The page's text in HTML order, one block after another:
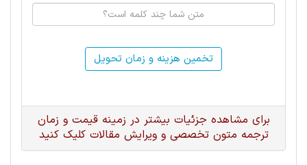
تخمین هزینه و زمان تحویل
برای مشاهده جزئیات بیشتر در زمینه قیمت و زمان
ترجمه متون تخصصی و ویرایش مقالات کلیک کنید